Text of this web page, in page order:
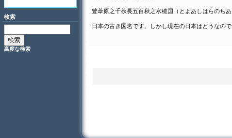
検索
高度な検索
豊葦原之千秋長五百秋之水穂国（とよあしはらのち
日本の古き国名です。しかし現在の日本はどうなので